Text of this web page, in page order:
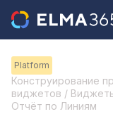
Platform
Конструирование
виджетов /
Отчёт по Линиям